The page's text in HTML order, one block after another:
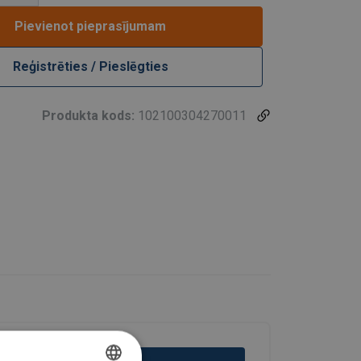
Pievienot pieprasījumam
Reģistrēties / Pieslēgties
Produkta kods: 102100304270011